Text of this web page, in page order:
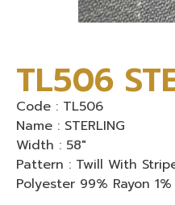
TL506
Code : TL506
Name : STERLING
Width : 58″
Pattern : Twill With
Polyester 99% Rayon 1%